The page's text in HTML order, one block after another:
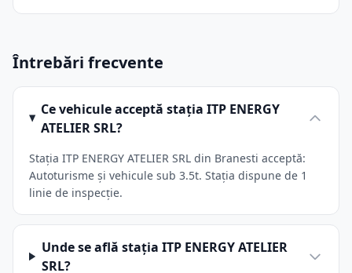
Întrebări frecvente
Ce vehicule acceptă stația ITP ENERGY
ATELIER SRL?
Stația ITP ENERGY ATELIER SRL din Branesti acceptă:
Autoturisme și vehicule sub 3.5t. Stația dispune de 1
linie de inspecție.
Unde se află stația ITP ENERGY ATELIER
SRL?